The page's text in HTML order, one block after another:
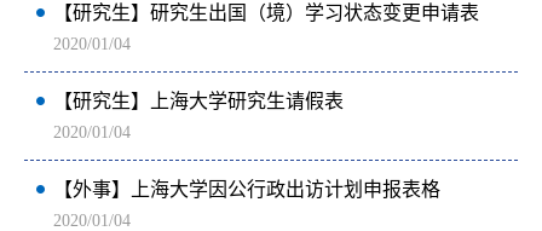
【研究生】研究生出国（境）学习状态变更申请表
2020/01/04
【研究生】上海大学研究生请假表
2020/01/04
【外事】上海大学因公行政出访计划申报表格
2020/01/04